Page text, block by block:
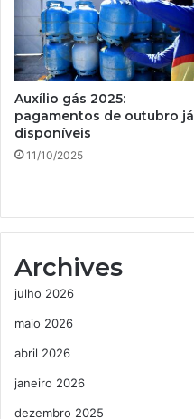
Auxílio gás 2025:
pagamentos de outubro já
disponíveis
11/10/2025
Archives
julho 2026
maio 2026
abril 2026
janeiro 2026
dezembro 2025